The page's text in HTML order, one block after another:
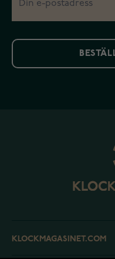
KLOCKMAGASINET.COM